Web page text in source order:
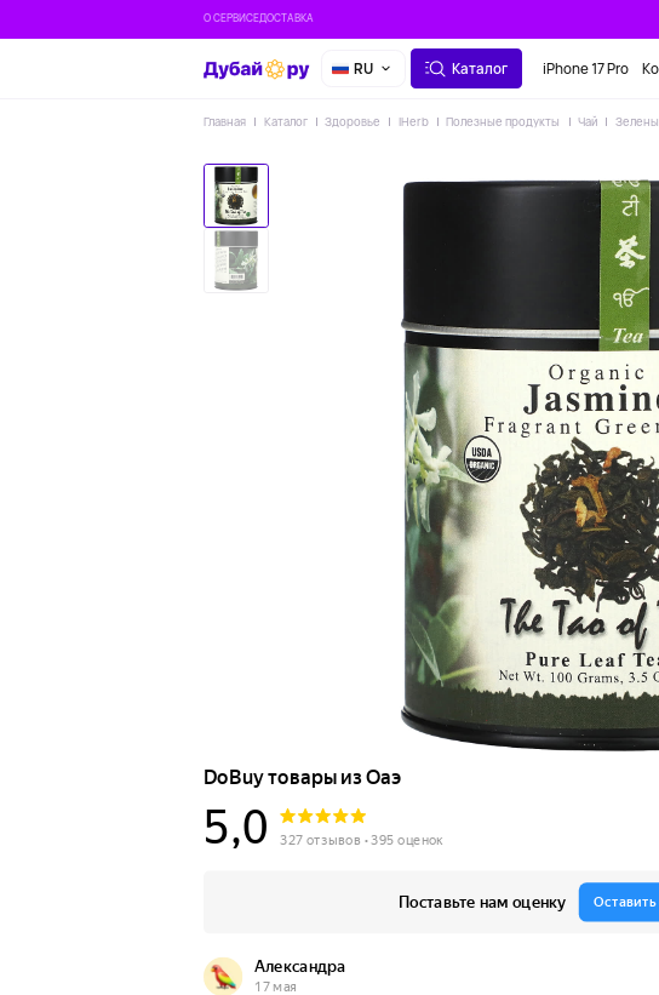
О СЕРВИСЕДОСТАВКА
RU Каталог iPhone 17 Pro
Главная Каталог Здоровье IHerb Полезные продукты Чай